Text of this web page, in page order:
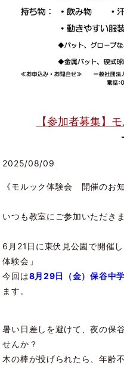
【参加者募集】
2025/08/09
《モルック体験会 開催のお知
いつも教室にご参加いただき
6月21日に東伏見公園で開催
体験会」
今回は8月29日（金）保谷中
ます。
暑い日差しを避けて、夜の保
せんか？
木の棒が投げられたら、年齢